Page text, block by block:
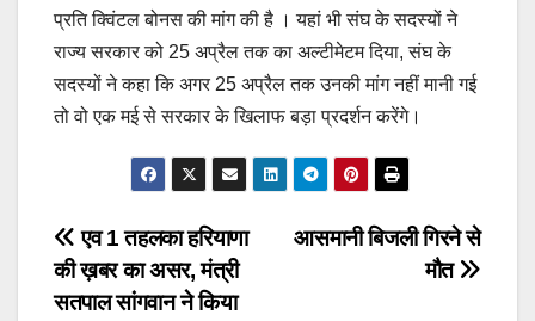
प्रति क्विंटल बोनस की मांग की है । यहां भी संघ के सदस्यों ने
राज्य सरकार को 25 अप्रैल तक का अल्टीमेटम दिया, संघ के
सदस्यों ने कहा कि अगर 25 अप्रैल तक उनकी मांग नहीं मानी गई
तो वो एक मई से सरकार के खिलाफ बड़ा प्रदर्शन करेंगे।
Post
navigation
आसमानी बिजली गिरने से
मौत
एव 1 तहलका हरियाणा
की ख़बर का असर, मंत्री
सतपाल सांगवान ने किया